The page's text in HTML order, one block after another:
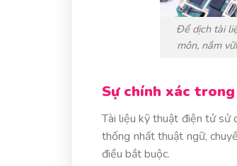
Để dịch tài
môn, nắm
Sự chính xác
Tài liệu kỹ thuật điện tử sử
thống nhất thuật ngữ,
điều bắt buộc.